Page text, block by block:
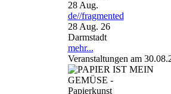
28 Aug.
de//fragmented
28 Aug. 26
Darmstadt
mehr...
Veranstaltungen am